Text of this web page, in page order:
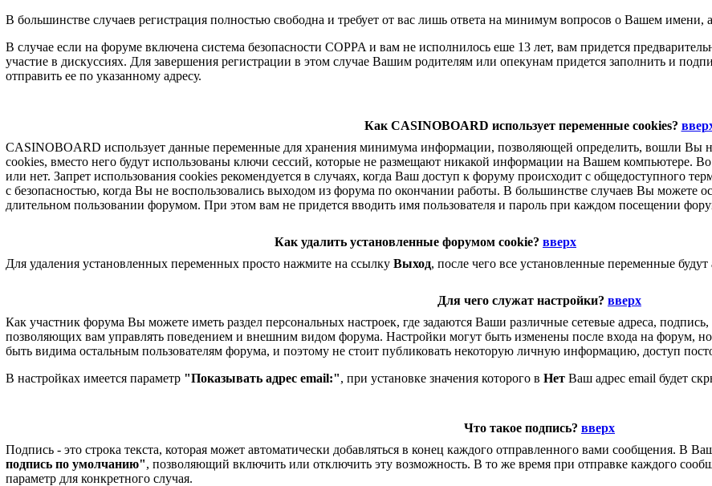
В большинстве случаев регистрация полностью свободна и требует от вас лишь ответа на минимум вопросов о Вашем имени,
В случае если на форуме включена система безопасности COPPA и вам не исполнилось еше 13 лет, вам придется
участие в дискуссиях. Для завершения регистрации в этом случае Вашим родителям или опекунам придется заполнить и
отправить ее по указанному адресу.
Как CASINOBOARD использует переменные cookies?
CASINOBOARD использует данные переменные для хранения минимума информации, позволяющей определить, вошли Вы
cookies, вместо него будут использованы ключи сессий, которые не размещают никакой информации на Вашем компьютере.
или нет. Запрет использования cookies рекомендуется в случаях, когда Ваш доступ к форуму происходит с общедоступного
с безопасностью, когда Вы не воспользовались выходом из форума по окончании работы. В большинстве случаев Вы можете
длительном пользовании форумом. При этом вам не придется вводить имя пользователя и пароль при каждом посещении
Как удалить установленные форумом cookie? вверх
Для удаления установленных переменных просто нажмите на ссылку Выход, после чего все установленные переменные
Для чего служат настройки? вверх
Как участник форума Вы можете иметь раздел персональных настроек, где задаются Ваши различные сетевые адреса,
позволяющих вам управлять поведением и внешним видом форума. Настройки могут быть изменены после входа на форум,
быть видима остальным пользователям форума, и поэтому не стоит публиковать некоторую личную информацию, доступ
В настройках имеется параметр "Показывать адрес email:", при установке значения которого в Нет Ваш адрес email будет
Что такое подпись? вверх
Подпись - это строка текста, которая может автоматически добавляться в конец каждого отправленного вами сообщения. В
подпись по умолчанию", позволяющий включить или отключить эту возможность. В то же время при отправке каждого
параметр для конкретного случая.